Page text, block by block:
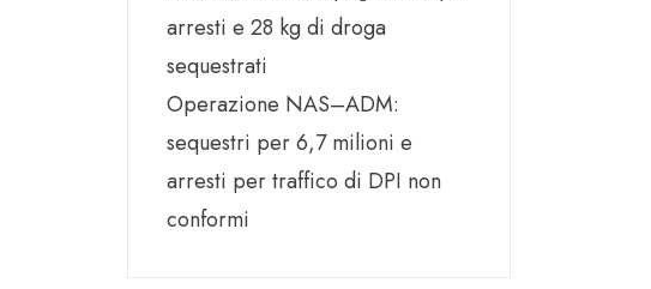
arresti e 28 kg di droga
sequestrati
Operazione NAS–ADM:
sequestri per 6,7 milioni e
arresti per traffico di DPI non
conformi